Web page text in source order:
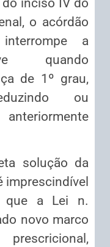
o acórdão
a
quando
de 1º grau,
ou
solução da
imprescindível
que a Lei n.
novo marco